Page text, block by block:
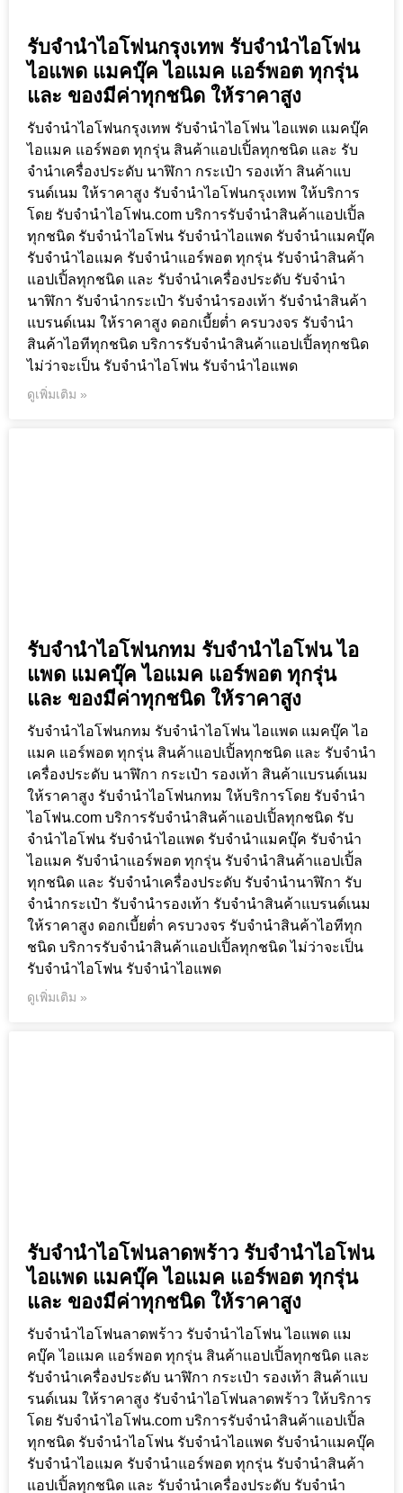
รับจำนำไอโฟนกรุงเทพ รับจำนำไอโฟน
ไอแพด แมคบุ๊ค ไอแมค แอร์พอต ทุกรุ่น
และ ของมีค่าทุกชนิด ให้ราคาสูง
รับจำนำไอโฟนกรุงเทพ รับจำนำไอโฟน ไอแพด แมคบุ๊ค
ไอแมค แอร์พอต ทุกรุ่น สินค้าแอปเปิ้ลทุกชนิด และ รับ
จำนำเครื่องประดับ นาฬิกา กระเป๋า รองเท้า สินค้าแบ
รนด์เนม ให้ราคาสูง รับจำนำไอโฟนกรุงเทพ ให้บริการ
โดย รับจํานําไอโฟน.com บริการรับจำนำสินค้าแอปเปิ้ล
ทุกชนิด รับจำนำไอโฟน รับจำนำไอแพด รับจำนำแมคบุ๊ค
รับจำนำไอแมค รับจำนำแอร์พอต ทุกรุ่น รับจำนำสินค้า
แอปเปิ้ลทุกชนิด และ รับจำนำเครื่องประดับ รับจำนำ
นาฬิกา รับจำนำกระเป๋า รับจำนำรองเท้า รับจำนำสินค้า
แบรนด์เนม ให้ราคาสูง ดอกเบี้ยต่ำ ครบวงจร รับจำนำ
สินค้าไอทีทุกชนิด บริการรับจำนำสินค้าแอปเปิ้ลทุกชนิด
ไม่ว่าจะเป็น รับจำนำไอโฟน รับจำนำไอแพด
ดูเพิ่มเติม »
รับจำนำไอโฟนกทม รับจำนำไอโฟน ไอ
แพด แมคบุ๊ค ไอแมค แอร์พอต ทุกรุ่น
และ ของมีค่าทุกชนิด ให้ราคาสูง
รับจำนำไอโฟนกทม รับจำนำไอโฟน ไอแพด แมคบุ๊ค ไอ
แมค แอร์พอต ทุกรุ่น สินค้าแอปเปิ้ลทุกชนิด และ รับจำนำ
เครื่องประดับ นาฬิกา กระเป๋า รองเท้า สินค้าแบรนด์เนม
ให้ราคาสูง รับจำนำไอโฟนกทม ให้บริการโดย รับจํานํา
ไอโฟน.com บริการรับจำนำสินค้าแอปเปิ้ลทุกชนิด รับ
จำนำไอโฟน รับจำนำไอแพด รับจำนำแมคบุ๊ค รับจำนำ
ไอแมค รับจำนำแอร์พอต ทุกรุ่น รับจำนำสินค้าแอปเปิ้ล
ทุกชนิด และ รับจำนำเครื่องประดับ รับจำนำนาฬิกา รับ
จำนำกระเป๋า รับจำนำรองเท้า รับจำนำสินค้าแบรนด์เนม
ให้ราคาสูง ดอกเบี้ยต่ำ ครบวงจร รับจำนำสินค้าไอทีทุก
ชนิด บริการรับจำนำสินค้าแอปเปิ้ลทุกชนิด ไม่ว่าจะเป็น
รับจำนำไอโฟน รับจำนำไอแพด
ดูเพิ่มเติม »
รับจำนำไอโฟนลาดพร้าว รับจำนำไอโฟน
ไอแพด แมคบุ๊ค ไอแมค แอร์พอต ทุกรุ่น
และ ของมีค่าทุกชนิด ให้ราคาสูง
รับจำนำไอโฟนลาดพร้าว รับจำนำไอโฟน ไอแพด แม
คบุ๊ค ไอแมค แอร์พอต ทุกรุ่น สินค้าแอปเปิ้ลทุกชนิด และ
รับจำนำเครื่องประดับ นาฬิกา กระเป๋า รองเท้า สินค้าแบ
รนด์เนม ให้ราคาสูง รับจำนำไอโฟนลาดพร้าว ให้บริการ
โดย รับจํานําไอโฟน.com บริการรับจำนำสินค้าแอปเปิ้ล
ทุกชนิด รับจำนำไอโฟน รับจำนำไอแพด รับจำนำแมคบุ๊ค
รับจำนำไอแมค รับจำนำแอร์พอต ทุกรุ่น รับจำนำสินค้า
แอปเปิ้ลทุกชนิด และ รับจำนำเครื่องประดับ รับจำนำ